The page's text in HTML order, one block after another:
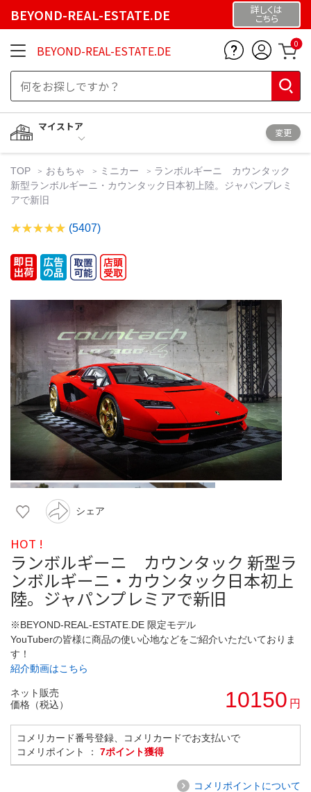
BEYOND-REAL-ESTATE.DE 詳しくは
こちら
BEYOND-REAL-ESTATE.DE 0
マイストア
変更
TOP おもちゃ ミニカー
ランボルギーニ カウンタック
新型ランボルギーニ・カウンタック日本初上陸。ジャパンプレミ
アで新旧
(5407)
シェア
HOT !
ランボルギーニ カウンタック 新型ラ
ンボルギーニ・カウンタック日本初上
陸。ジャパンプレミアで新旧
※BEYOND-REAL-ESTATE.DE 限定モデル
YouTuberの皆様に商品の使い心地などをご紹介いただいておりま
す！
紹介動画はこちら
ネット販売
価格（税込）
10150 円
コメリカード番号登録、コメリカードでお支払いで
コメリポイント ： 7ポイント獲得
コメリポイントについて